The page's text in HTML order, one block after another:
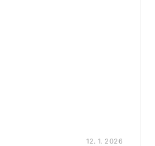
12. 1. 2026